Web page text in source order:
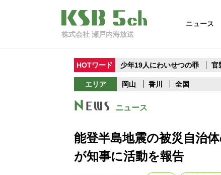
株式会社 瀬戸内海放送
ニュース
HOTワード 少年19人にわいせつの罪 官
エリア 岡山 香川 全国
ニュース
能登半島地震の被災自治
が知事に活動を報告